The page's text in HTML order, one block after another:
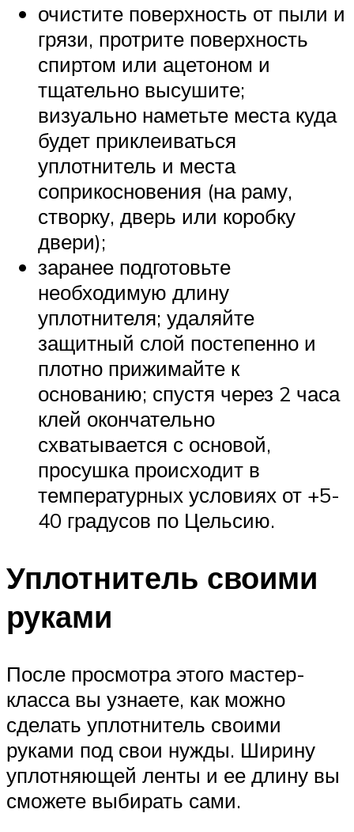
очистите поверхность от пыли и
грязи, протрите поверхность
спиртом или ацетоном и
тщательно высушите;
визуально наметьте места куда
будет приклеиваться
уплотнитель и места
соприкосновения (на раму,
створку, дверь или коробку
двери);
заранее подготовьте
необходимую длину
уплотнителя; удаляйте
защитный слой постепенно и
плотно прижимайте к
основанию; спустя через 2 часа
клей окончательно
схватывается с основой,
просушка происходит в
температурных условиях от +5-
40 градусов по Цельсию.
Уплотнитель своими
руками
После просмотра этого мастер-
класса вы узнаете, как можно
сделать уплотнитель своими
руками под свои нужды. Ширину
уплотняющей ленты и ее длину вы
сможете выбирать сами.